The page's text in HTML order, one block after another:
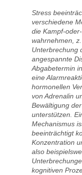
Stress
verschiedene
die Kampf-
wahrnehmen,
Unterbrechung
angespannte
Abgabetermin
eine
hormonellen
von Adrenalin
Bewältigung
unterstützen.
Mechanismus
beeinträchtigt
Konzentration
also
kognitiven